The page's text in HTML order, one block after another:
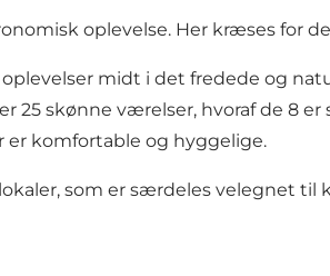
oplevelse. Her kræses for
midt i det fredede og
25 skønne værelser, hvoraf de 8
komfortable og hyggelige.
som er særdeles velegnet til